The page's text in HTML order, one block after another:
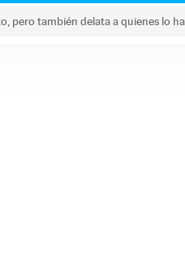
pero también delata a quienes lo